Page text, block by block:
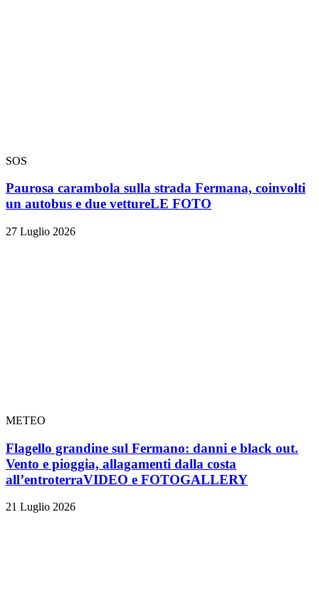
SOS
Paurosa carambola sulla strada Fermana, coinvolti
un autobus e due vettureLE FOTO
27 Luglio 2026
METEO
Flagello grandine sul Fermano: danni e black out.
Vento e pioggia, allagamenti dalla costa
all’entroterraVIDEO e FOTOGALLERY
21 Luglio 2026